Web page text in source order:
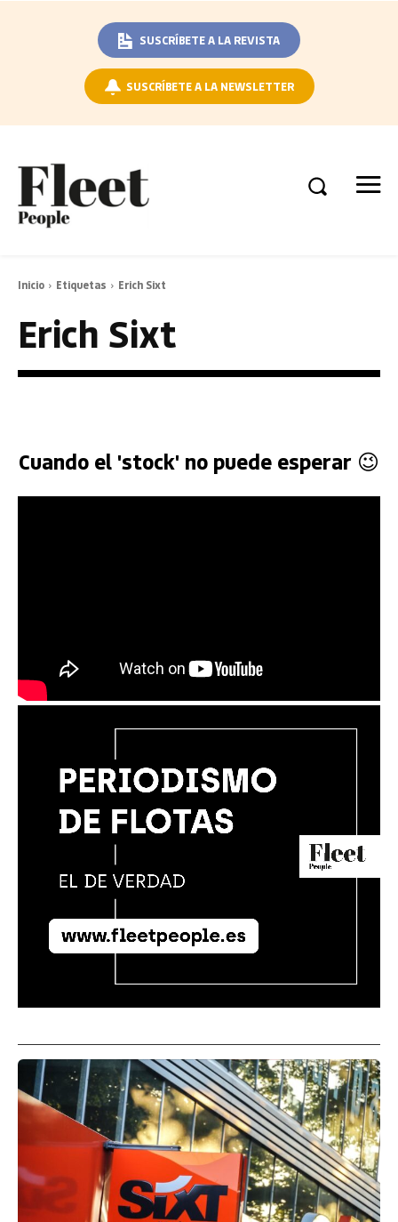
SUSCRÍBETE A LA REVISTA
SUSCRÍBETE A LA NEWSLETTER
Inicio Etiquetas Erich Sixt
Erich Sixt
Cuando el 'stock' no puede esperar 😉